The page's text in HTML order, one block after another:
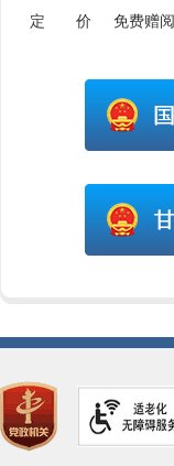
定 价 免费赠阅